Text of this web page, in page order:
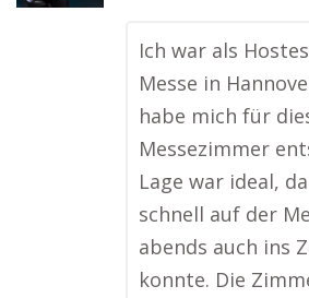
Ich war als
Messe in
habe mich für
Messezimmer
Lage war ideal,
schnell auf der
abends auch ins
konnte. Die